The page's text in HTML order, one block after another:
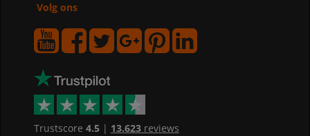
Volg ons
Trustscore 4.5| 13.623reviews